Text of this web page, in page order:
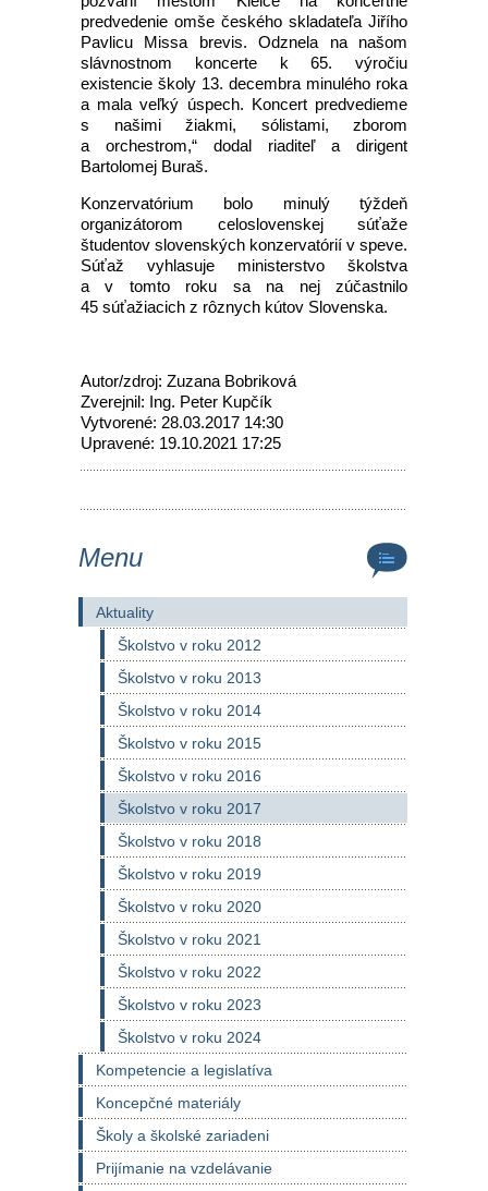
predvedenie omše českého skladateľa Jiřího
Pavlicu Missa brevis. Odznela na našom
slávnostnom koncerte k 65. výročiu
existencie školy 13. decembra minulého roka
a mala veľký úspech. Koncert predvedieme
s našimi žiakmi, sólistami, zborom
a orchestrom,“ dodal riaditeľ a dirigent
Bartolomej Buraš.
Konzervatórium bolo minulý týždeň
organizátorom celoslovenskej súťaže
študentov slovenských konzervatórií v speve.
Súťaž vyhlasuje ministerstvo školstva
a v tomto roku sa na nej zúčastnilo
45 súťažiacich z rôznych kútov Slovenska.
Autor/zdroj: Zuzana Bobriková
Zverejnil: Ing. Peter Kupčík
Vytvorené: 28.03.2017 14:30
Upravené: 19.10.2021 17:25
Menu
Aktuality
Školstvo v roku 2012
Školstvo v roku 2013
Školstvo v roku 2014
Školstvo v roku 2015
Školstvo v roku 2016
Školstvo v roku 2017
Školstvo v roku 2018
Školstvo v roku 2019
Školstvo v roku 2020
Školstvo v roku 2021
Školstvo v roku 2022
Školstvo v roku 2023
Školstvo v roku 2024
Kompetencie a legislatíva
Koncepčné materiály
Školy a školské zariadeni
Prijímanie na vzdelávanie